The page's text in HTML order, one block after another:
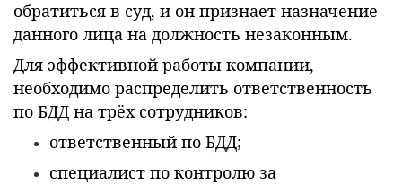
обратиться в суд, и он признает назначение
данного лица на должность незаконным.
Для эффективной работы компании,
необходимо распределить ответственность
по БДД на трёх сотрудников:
ответственный по БДД;
специалист по контролю за